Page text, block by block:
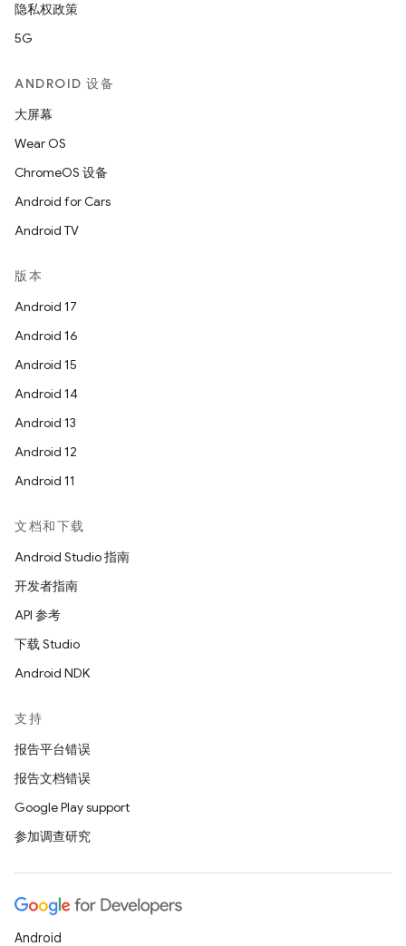
隐私权政策
5G
ANDROID 设备
大屏幕
Wear OS
ChromeOS 设备
Android for Cars
Android TV
版本
Android 17
Android 16
Android 15
Android 14
Android 13
Android 12
Android 11
文档和下载
Android Studio 指南
开发者指南
API 参考
下载 Studio
Android NDK
支持
报告平台错误
报告文档错误
Google Play support
参加调查研究
Android